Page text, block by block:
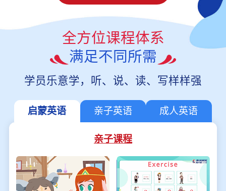
全方位课程体系
满足不同所需
学员乐意学，听、说、读、写样样强
启蒙英语 亲子英语 成人英语
亲子课程